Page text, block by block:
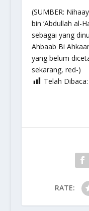
(SUMBER:
bin ‘Abdullah al-
sebagai yang
Ahbaab Bi
yang belum
sekarang, red-)
Telah Dibaca:
RATE: